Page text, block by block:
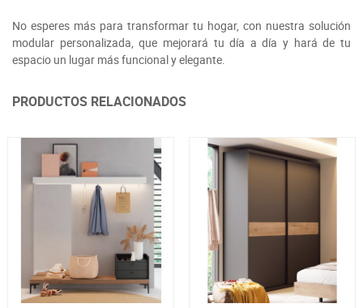
No esperes más para transformar tu hogar, con nuestra solución
modular personalizada, que mejorará tu día a día y hará de tu
espacio un lugar más funcional y elegante.
PRODUCTOS RELACIONADOS